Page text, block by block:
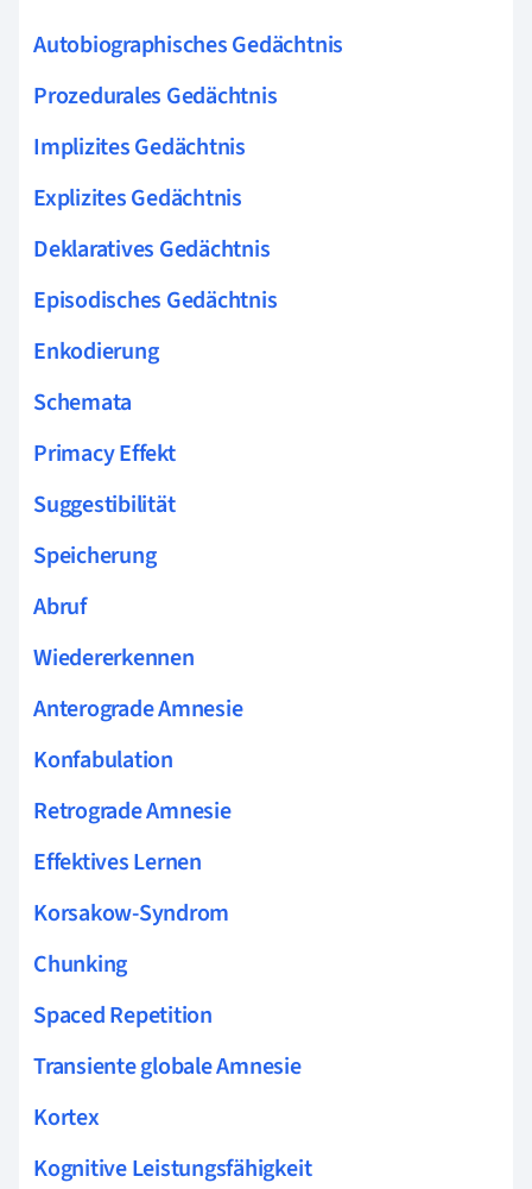
Autobiographisches Gedächtnis
Prozedurales Gedächtnis
Implizites Gedächtnis
Explizites Gedächtnis
Deklaratives Gedächtnis
Episodisches Gedächtnis
Enkodierung
Schemata
Primacy Effekt
Suggestibilität
Speicherung
Abruf
Wiedererkennen
Anterograde Amnesie
Konfabulation
Retrograde Amnesie
Effektives Lernen
Korsakow-Syndrom
Chunking
Spaced Repetition
Transiente globale Amnesie
Kortex
Kognitive Leistungsfähigkeit